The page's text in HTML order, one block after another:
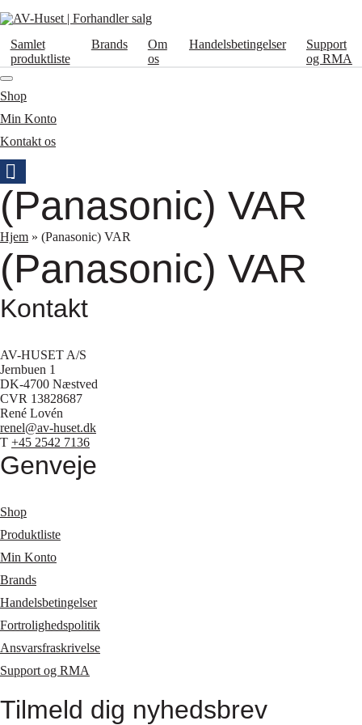
Samlet
produktliste
Brands
Om
os
Handelsbetingelser
Support
og RMA
Shop
Min Konto
Kontakt os
(Panasonic) VAR
Hjem » (Panasonic) VAR
(Panasonic) VAR
Kontakt
AV-HUSET A/S
Jernbuen 1
DK-4700 Næstved
CVR 13828687
René Lovén
renel@av-huset.dk
T +45 2542 7136
Genveje
Shop
Produktliste
Min Konto
Brands
Handelsbetingelser
Fortrolighedspolitik
Ansvarsfraskrivelse
Support og RMA
Tilmeld dig nyhedsbrev